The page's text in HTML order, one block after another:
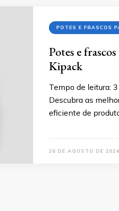
POTES E FRASCOS
Potes e
Kipack
Tempo de leitura: 3
Descubra as
eficiente de
26 DE AGOSTO DE 2024